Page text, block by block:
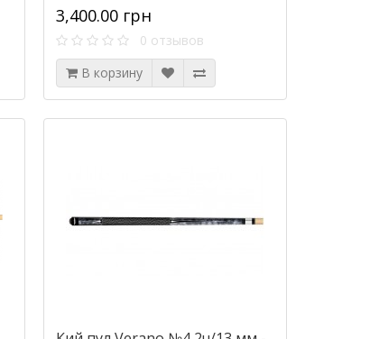
3,400.00 грн
0 отзывов
В корзину